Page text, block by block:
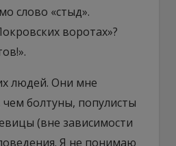
слово «стыд».
воротах»?
людей. Они мне
болтуны, популисты
(вне зависимости
Я не понимаю